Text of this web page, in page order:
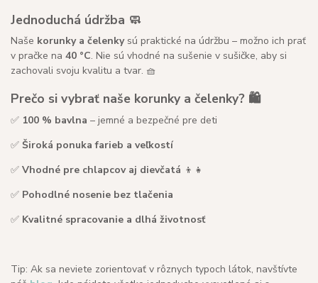
Jednoduchá údržba 🧼
Naše korunky a čelenkysú praktické na údržbu – možno ich prať
v pračke na 40 °C. Nie sú vhodné na sušenie v sušičke, aby si
zachovali svoju kvalitu a tvar. 🧺
Prečo si vybrať naše korunky a čelenky? 🛍️
✅ 100 % bavlna – jemné a bezpečné pre deti
✅ Široká ponuka farieb a veľkostí
✅ Vhodné pre chlapcov aj dievčatá 👦👧
✅ Pohodlné nosenie bez tlačenia
✅ Kvalitné spracovanie a dlhá životnosť
Tip: Ak sa neviete zorientovať v rôznych typoch látok, navštívte